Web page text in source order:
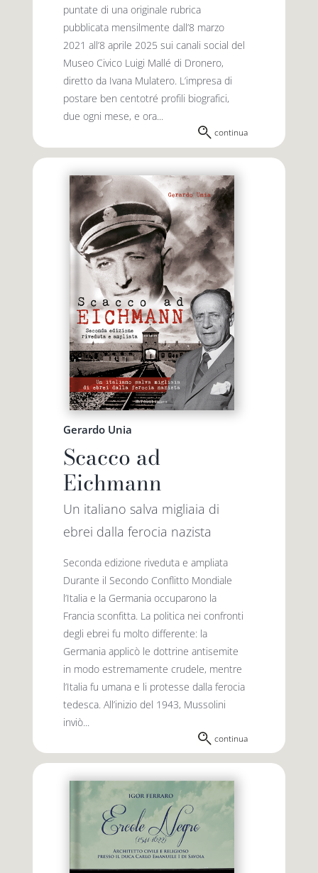
puntate di una originale rubrica
pubblicata mensilmente dall’8 marzo
2021 all’8 aprile 2025 sui canali social del
Museo Civico Luigi Mallé di Dronero,
diretto da Ivana Mulatero. L’impresa di
postare ben centotré profili biografici,
due ogni mese, e ora...
continua
Gerardo Unia
Scacco ad
Eichmann
Un italiano salva migliaia di
ebrei dalla ferocia nazista
Seconda edizione riveduta e ampliata
Durante il Secondo Conflitto Mondiale
l’Italia e la Germania occuparono la
Francia sconfitta. La politica nei confronti
degli ebrei fu molto differente: la
Germania applicò le dottrine antisemite
in modo estremamente crudele, mentre
l’Italia fu umana e li protesse dalla ferocia
tedesca. All’inizio del 1943, Mussolini
inviò...
continua